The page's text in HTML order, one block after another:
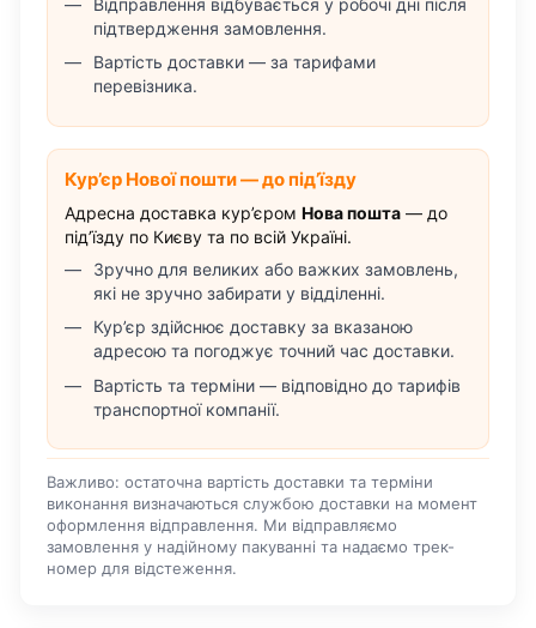
Відправлення відбувається у робочі дні після
підтвердження замовлення.
Вартість доставки — за тарифами
перевізника.
Кур’єр Нової пошти — до під’їзду
Адресна доставка кур’єром Нова пошта — до
під’їзду по Києву та по всій Україні.
Зручно для великих або важких замовлень,
які не зручно забирати у відділенні.
Кур’єр здійснює доставку за вказаною
адресою та погоджує точний час доставки.
Вартість та терміни — відповідно до тарифів
транспортної компанії.
Важливо: остаточна вартість доставки та терміни
виконання визначаються службою доставки на момент
оформлення відправлення. Ми відправляємо
замовлення у надійному пакуванні та надаємо трек-
номер для відстеження.